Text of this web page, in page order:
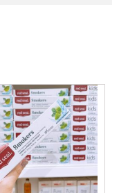
Original
price
was:
43,000 Ks.
Current
price
is:
28,000 Ks.